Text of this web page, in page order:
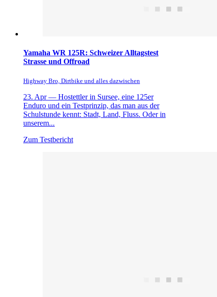
Yamaha WR 125R: Schweizer Alltagstest
Strasse und Offroad
Highway Bro, Dirtbike und alles dazwischen
23. Apr — Hostettler in Sursee, eine 125er
Enduro und ein Testprinzip, das man aus der
Schulstunde kennt: Stadt, Land, Fluss. Oder in
unserem...
Zum Testbericht